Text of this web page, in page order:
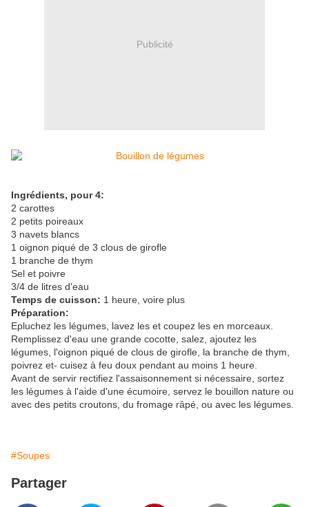
Publicité
Ingrédients, pour 4:
2 carottes
2 petits poireaux
3 navets blancs
1 oignon piqué de 3 clous de girofle
1 branche de thym
Sel et poivre
3/4 de litres d'eau
Temps de cuisson: 1 heure, voire plus
Préparation:
Epluchez les légumes, lavez les et coupez les en morceaux.
Remplissez d'eau une grande cocotte, salez, ajoutez les
légumes, l'oignon piqué de clous de girofle, la branche de thym,
poivrez et- cuisez à feu doux pendant au moins 1 heure.
Avant de servir rectifiez l'assaisonnement si nécessaire, sortez
les légumes à l'aide d'une écumoire, servez le bouillon nature ou
avec des petits croutons, du fromage râpé, ou avec les légumes.
#Soupes
Partager